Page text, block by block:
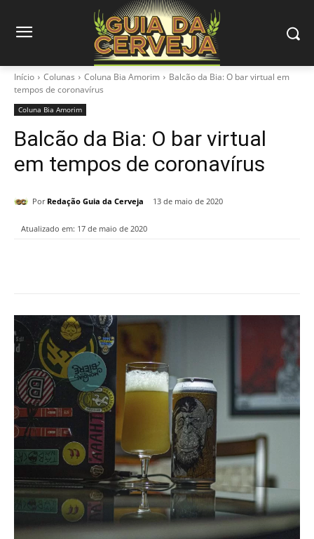
Início Colunas Coluna Bia Amorim
Balcão da Bia: O bar virtual em
tempos de coronavírus
Coluna Bia Amorim
Balcão da Bia: O bar virtual
em tempos de coronavírus
Por Redação Guia da Cerveja 13 de maio de 2020
Atualizado em: 17 de maio de 2020